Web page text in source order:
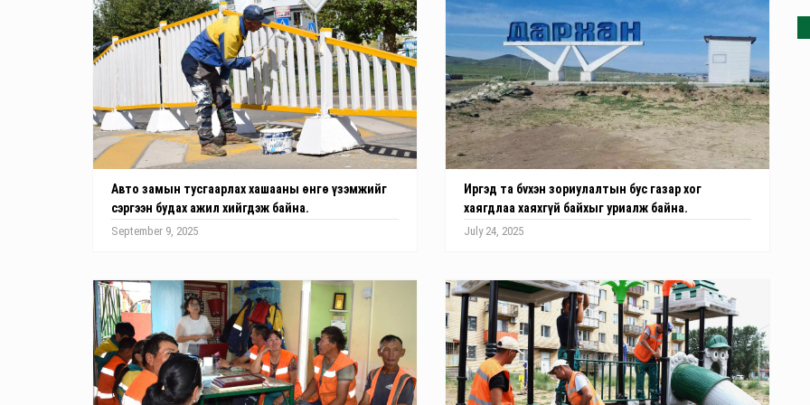
Авто замын тусгаарлах хашааны өнгө үзэмжийг
сэргээн будах ажил хийгдэж байна.
September 9, 2025
Иргэд та бvхэн зориулалтын бус газар хог
хаягдлаа хаяхгүй байхыг уриалж байна.
July 24, 2025